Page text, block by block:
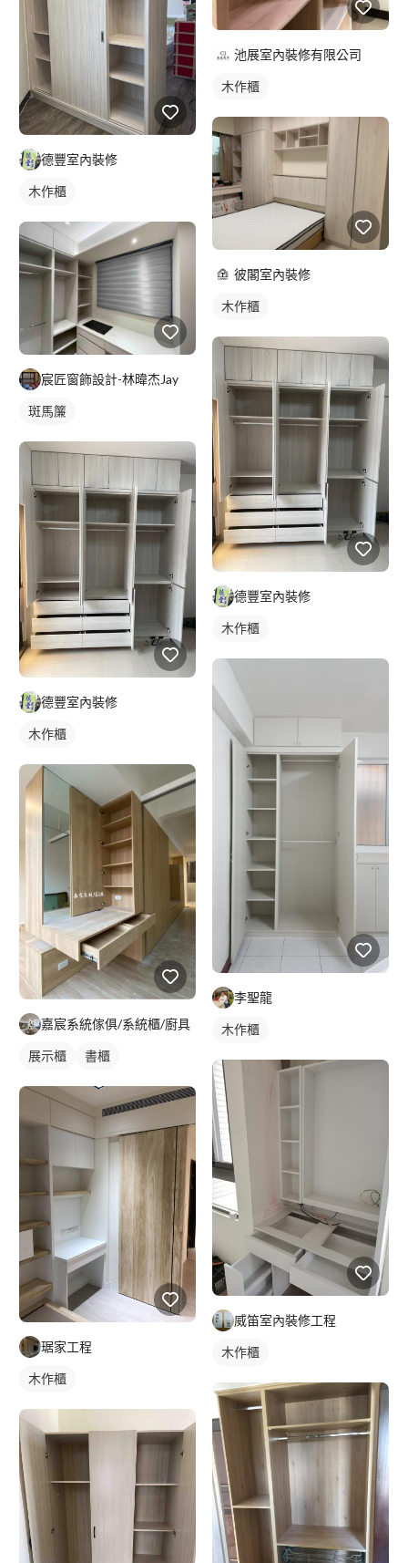
德豐室內裝修
木作櫃
宸匠窗飾設計-林暐杰Jay
斑馬簾
德豐室內裝修
木作櫃
嘉宸系統傢俱/系統櫃/廚具
展示櫃 書櫃
琚家工程
木作櫃
池展室內裝修有限公司
木作櫃
彼閣室內裝修
木作櫃
德豐室內裝修
木作櫃
李聖龍
木作櫃
威笛室內裝修工程
木作櫃